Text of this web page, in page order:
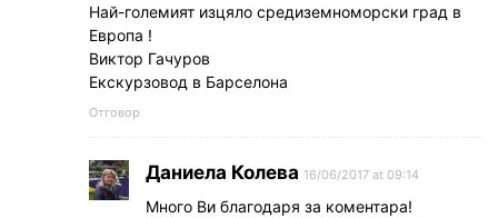
Най-големият изцяло средиземноморски град в
Европа !
Виктор Гачуров
Екскурзовод в Барселона
Отговор
Даниела Колева 16/06/2017 at 09:14
Много Ви благодаря за коментара!